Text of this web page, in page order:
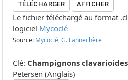
TÉLÉCHARGER AFFICHER
Le fichier téléchargé au format
logiciel Mycoclé
Source: Mycoclé, G. Fannechère
Clé: Champignons
Petersen (Anglais)